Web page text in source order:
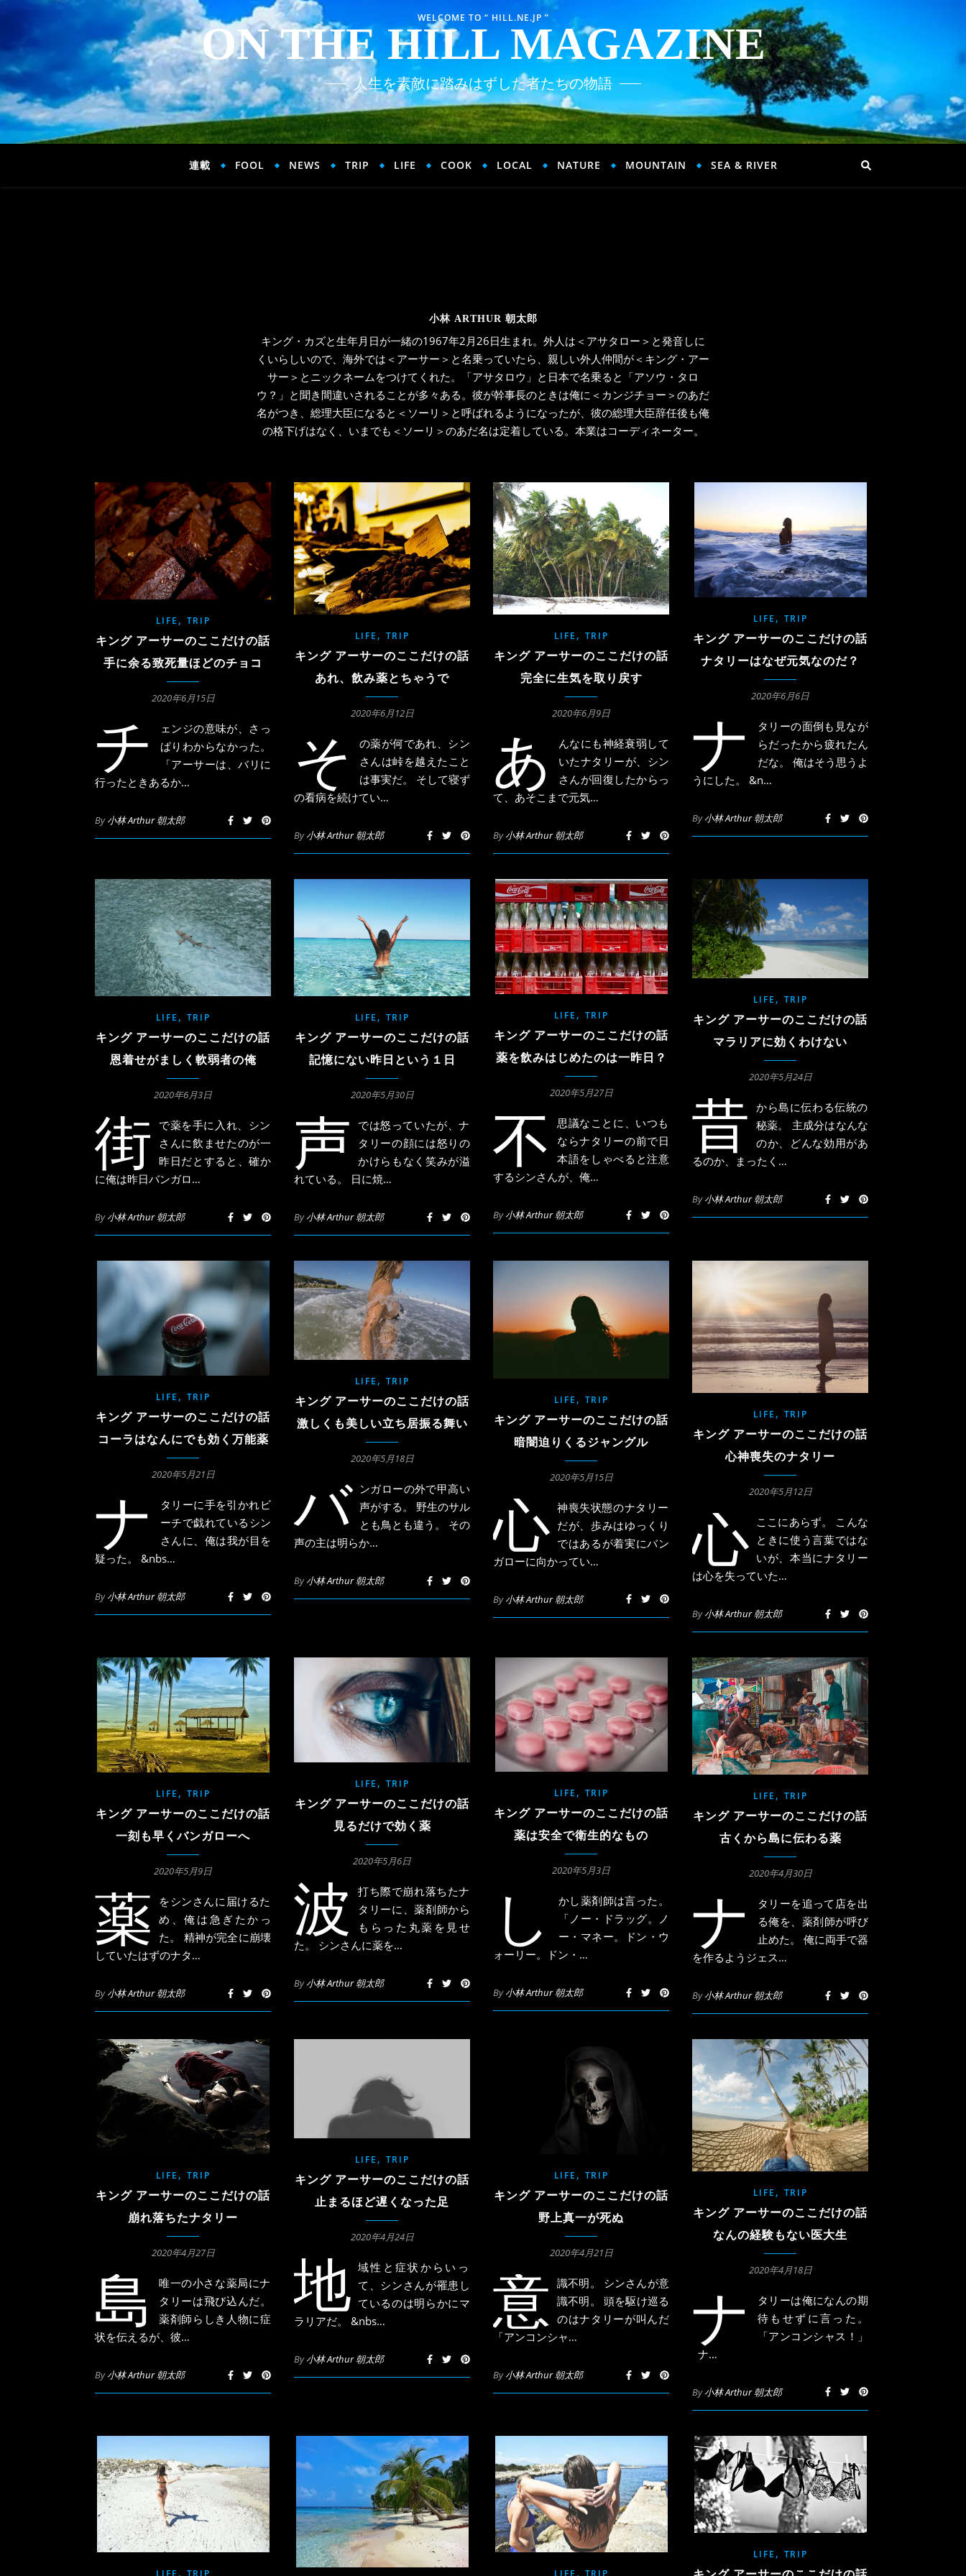
WELCOME TO “ HILL.NE.JP ”
ON THE HILL MAGAZINE
人生を素敵に踏みはずした者たちの物語
連載 FOOL NEWS TRIP LIFE COOK LOCAL NATURE MOUNTAIN SEA & RIVER
小林 ARTHUR 朝太郎
キング・カズと生年月日が一緒の1967年2月26日生まれ。外人は＜アサタロー＞と発音しに
くいらしいので、海外では＜アーサー＞と名乗っていたら、親しい外人仲間が＜キング・アー
サー＞とニックネームをつけてくれた。「アサタロウ」と日本で名乗ると「アソウ・タロ
ウ？」と聞き間違いされることが多々ある。彼が幹事長のときは俺に＜カンジチョー＞のあだ
名がつき、総理大臣になると＜ソーリ＞と呼ばれるようになったが、彼の総理大臣辞任後も俺
の格下げはなく、いまでも＜ソーリ＞のあだ名は定着している。本業はコーディネーター。
LIFE , TRIP
キング アーサーのここだけの話
手に余る致死量ほどのチョコ
2020年6月15日
チ
ェンジの意味が、さっ
ぱりわからなかった。
「アーサーは、バリに
行ったときあるか…
By小林 Arthur 朝太郎
LIFE , TRIP
キング アーサーのここだけの話
あれ、飲み薬とちゃうで
2020年6月12日
そ
の薬が何であれ、シン
さんは峠を越えたこと
は事実だ。 そして寝ず
の看病を続けてい…
By小林 Arthur 朝太郎
LIFE , TRIP
キング アーサーのここだけの話
完全に生気を取り戻す
2020年6月9日
あ
んなにも神経衰弱して
いたナタリーが、シン
さんが回復したからっ
て、あそこまで元気…
By小林 Arthur 朝太郎
LIFE , TRIP
キング アーサーのここだけの話
ナタリーはなぜ元気なのだ？
2020年6月6日
ナ
タリーの面倒も見なが
らだったから疲れたん
だな。 俺はそう思うよ
うにした。 &n…
By小林 Arthur 朝太郎
LIFE , TRIP
キング アーサーのここだけの話
恩着せがましく軟弱者の俺
2020年6月3日
街
で薬を手に入れ、シン
さんに飲ませたのが一
昨日だとすると、確か
に俺は昨日バンガロ…
By小林 Arthur 朝太郎
LIFE , TRIP
キング アーサーのここだけの話
記憶にない昨日という１日
2020年5月30日
声
では怒っていたが、ナ
タリーの顔には怒りの
かけらもなく笑みが溢
れている。 日に焼…
By小林 Arthur 朝太郎
LIFE , TRIP
キング アーサーのここだけの話
薬を飲みはじめたのは一昨日？
2020年5月27日
不
思議なことに、いつも
ならナタリーの前で日
本語をしゃべると注意
するシンさんが、俺…
By小林 Arthur 朝太郎
LIFE , TRIP
キング アーサーのここだけの話
マラリアに効くわけない
2020年5月24日
昔 から島に伝わる伝統の
秘薬。 主成分はなんな
のか、どんな効用があ
るのか、まったく…
By小林 Arthur 朝太郎
LIFE , TRIP
キング アーサーのここだけの話
コーラはなんにでも効く万能薬
2020年5月21日
ナ
タリーに手を引かれビ
ーチで戯れているシン
さんに、俺は我が目を
疑った。 &nbs…
By小林 Arthur 朝太郎
LIFE , TRIP
キング アーサーのここだけの話
激しくも美しい立ち居振る舞い
2020年5月18日
バ ンガローの外で甲高い
声がする。 野生のサル
とも鳥とも違う。 その
声の主は明らか…
By小林 Arthur 朝太郎
LIFE , TRIP
キング アーサーのここだけの話
暗闇迫りくるジャングル
2020年5月15日
心 神喪失状態のナタリー
だが、歩みはゆっくり
ではあるが着実にバン
ガローに向かってい…
By小林 Arthur 朝太郎
LIFE , TRIP
キング アーサーのここだけの話
心神喪失のナタリー
2020年5月12日
心 ここにあらず。 こんな
ときに使う言葉ではな
いが、本当にナタリー
は心を失っていた…
By小林 Arthur 朝太郎
LIFE , TRIP
キング アーサーのここだけの話
一刻も早くバンガローへ
2020年5月9日
薬
をシンさんに届けるた
め、俺は急ぎたかっ
た。 精神が完全に崩壊
していたはずのナタ…
By小林 Arthur 朝太郎
LIFE , TRIP
キング アーサーのここだけの話
見るだけで効く薬
2020年5月6日
波
打ち際で崩れ落ちたナ
タリーに、薬剤師から
もらった丸薬を見せ
た。 シンさんに薬を…
By小林 Arthur 朝太郎
LIFE , TRIP
キング アーサーのここだけの話
薬は安全で衛生的なもの
2020年5月3日
し
かし薬剤師は言った。
「ノー・ドラッグ。ノ
ー・マネー。ドン・ウ
ォーリー。ドン・…
By小林 Arthur 朝太郎
LIFE , TRIP
キング アーサーのここだけの話
古くから島に伝わる薬
2020年4月30日
ナ
タリーを追って店を出
る俺を、薬剤師が呼び
止めた。 俺に両手で器
を作るようジェス…
By小林 Arthur 朝太郎
LIFE , TRIP
キング アーサーのここだけの話
崩れ落ちたナタリー
2020年4月27日
島
唯一の小さな薬局にナ
タリーは飛び込んだ。
薬剤師らしき人物に症
状を伝えるが、彼…
By小林 Arthur 朝太郎
LIFE , TRIP
キング アーサーのここだけの話
止まるほど遅くなった足
2020年4月24日
地 域性と症状からいっ
て、シンさんが罹患し
ているのは明らかにマ
ラリアだ。 &nbs…
By小林 Arthur 朝太郎
LIFE , TRIP
キング アーサーのここだけの話
野上真一が死ぬ
2020年4月21日
意 識不明。 シンさんが意
識不明。 頭を駆け巡る
のはナタリーが叫んだ
「アンコンシャ…
By小林 Arthur 朝太郎
LIFE , TRIP
キング アーサーのここだけの話
なんの経験もない医大生
2020年4月18日
ナ
タリーは俺になんの期
待もせずに言った。
「アンコンシャス！」
ナ…
By小林 Arthur 朝太郎
, ,
LIFE , TRIP